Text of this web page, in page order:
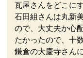
瓦屋さんをどこに
石田組さんは丸新
ので、大丈夫か心
たかったので、十
鎌倉の大慶寺さん